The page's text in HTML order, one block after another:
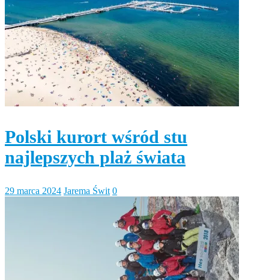
Polski kurort wśród stu
najlepszych plaż świata
29 marca 2024 Jarema Świt 0